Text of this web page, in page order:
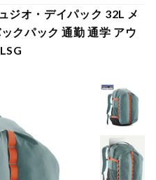
ジオ・デイパック 32L メ
クパック 通勤 通学 アウ